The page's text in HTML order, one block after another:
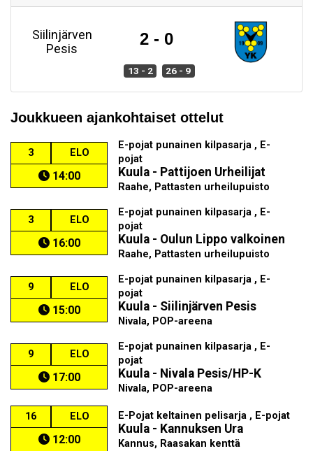
Siilinjärven
Pesis
2 - 0
13 - 2 26 - 9
Joukkueen ajankohtaiset ottelut
3 ELO
14:00
E-pojat punainen kilpasarja , E-
pojat
Kuula - Pattijoen Urheilijat
Raahe, Pattasten urheilupuisto
3 ELO
16:00
E-pojat punainen kilpasarja , E-
pojat
Kuula - Oulun Lippo valkoinen
Raahe, Pattasten urheilupuisto
9 ELO
15:00
E-pojat punainen kilpasarja , E-
pojat
Kuula - Siilinjärven Pesis
Nivala, POP-areena
9 ELO
17:00
E-pojat punainen kilpasarja , E-
pojat
Kuula - Nivala Pesis/HP-K
Nivala, POP-areena
16 ELO
12:00
E-Pojat keltainen pelisarja , E-pojat
Kuula - Kannuksen Ura
Kannus, Raasakan kenttä